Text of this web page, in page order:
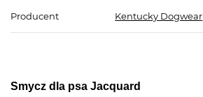
Producent
Kentucky Dogwear
Smycz dla psa Jacquard